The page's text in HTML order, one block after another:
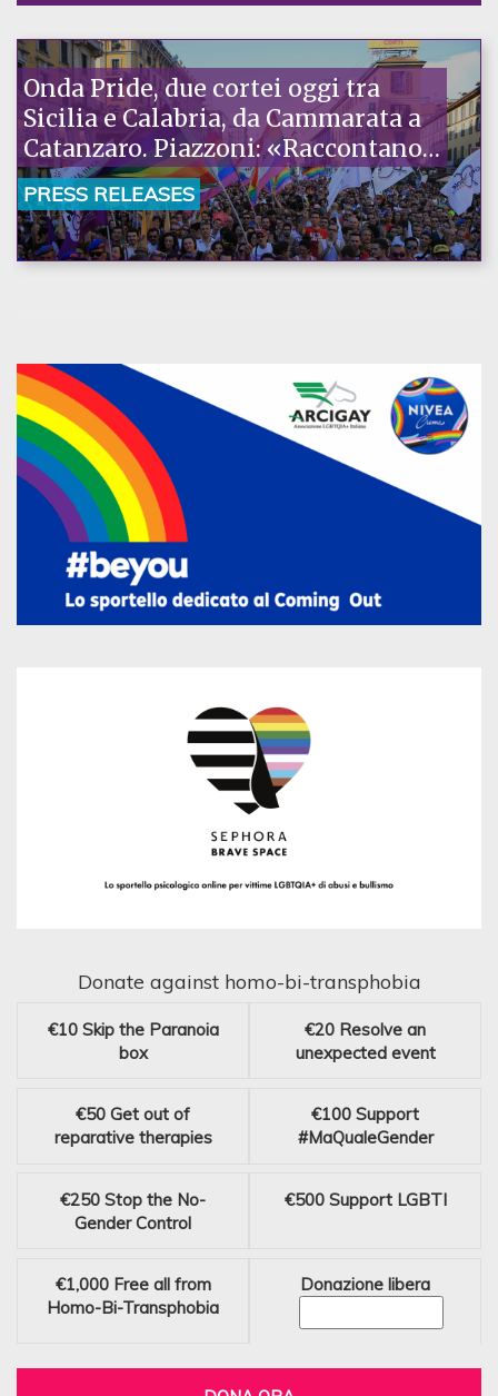
Onda Pride, due cortei oggi tra
Sicilia e Calabria, da Cammarata a
Catanzaro. Piazzoni: «Raccontano
la nostra ostinazione»
PRESS RELEASES
Donate against homo-bi-transphobia
€10 Skip the Paranoia
box
€20 Resolve an
unexpected event
€50 Get out of
reparative therapies
€100 Support
#MaQualeGender
€250 Stop the No-
Gender Control
€500 Support LGBTI
€1,000 Free all from
Homo-Bi-Transphobia
Donazione libera